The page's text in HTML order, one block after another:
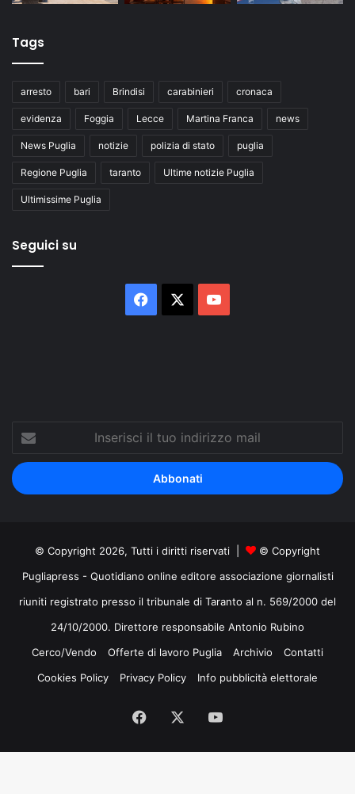
Tags
arresto bari Brindisi carabinieri cronaca
evidenza Foggia Lecce Martina Franca news
News Puglia notizie polizia di stato puglia
Regione Puglia taranto Ultime notizie Puglia
Ultimissime Puglia
Seguici su
Facebook
Inserisci
tuo
indirizzo
mail
© Copyright 2026, Tutti i diritti riservati |
© Copyright
Pugliapress - Quotidiano online editore associazione giornalisti
riuniti registrato presso il tribunale di Taranto al n. 569/2000 del
24/10/2000. Direttore responsabile Antonio Rubino
Cerco/Vendo
Offerte di lavoro Puglia Archivio
Contatti
Cookies Policy
Privacy Policy Info pubblicità elettorale
Facebook
Tube